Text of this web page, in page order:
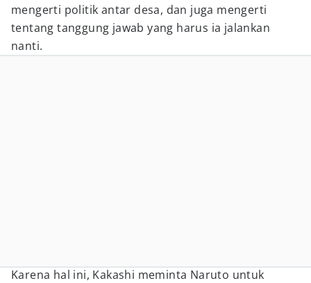
mengerti politik antar desa, dan juga mengerti
tentang tanggung jawab yang harus ia jalankan
nanti.
Karena hal ini, Kakashi meminta Naruto untuk